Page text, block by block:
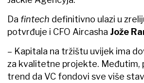
Da fintech definitivno ulazi u
potvrđuje i CFO Aircasha Jože
– Kapitala na tržištu uvijek ima
za kvalitetne projekte. Međutim,
trend da VC fondovi sve više